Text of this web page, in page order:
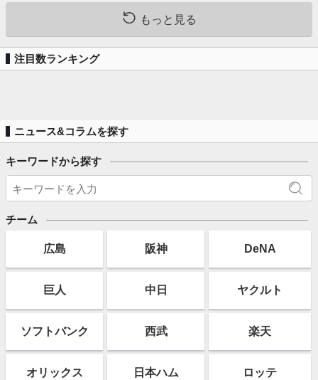
もっと見る
注目数ランキング
ニュース&コラムを探す
キーワードから探す
チーム
広島 阪神 DeNA
巨人 中日 ヤクルト
ソフトバンク 西武 楽天
オリックス 日本ハム ロッテ